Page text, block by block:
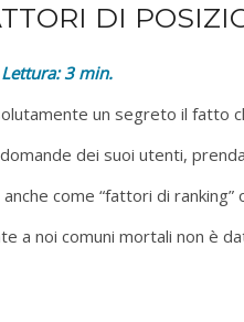
DI
3 min.
un segreto il fatto
dei suoi utenti,
come “fattori di
a noi comuni mortali non è